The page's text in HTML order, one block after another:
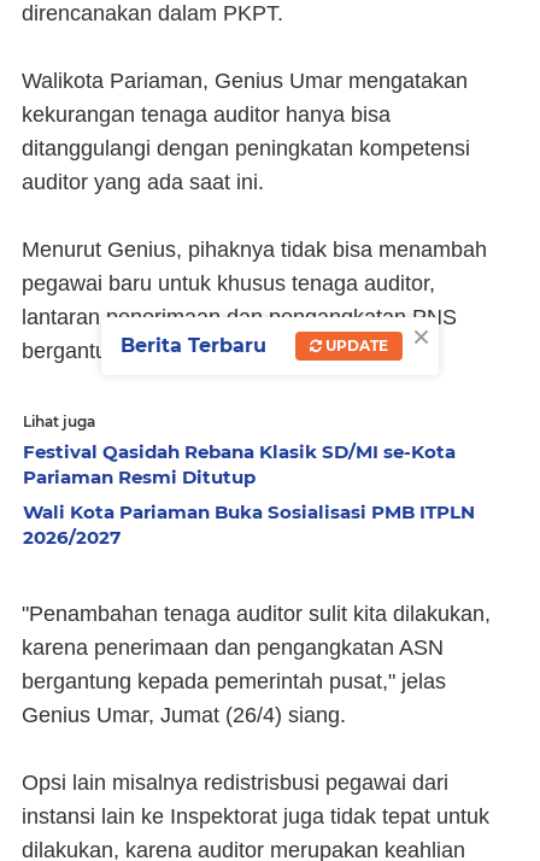
direncanakan dalam PKPT.
Walikota Pariaman, Genius Umar mengatakan
kekurangan tenaga auditor hanya bisa
ditanggulangi dengan peningkatan kompetensi
auditor yang ada saat ini.
Menurut Genius, pihaknya tidak bisa menambah
pegawai baru untuk khusus tenaga auditor,
lantaran penerimaan dan pengangkatan PNS
bergantung kepada pemerintah pusat.
Lihat juga
Festival Qasidah Rebana Klasik SD/MI se-Kota
Pariaman Resmi Ditutup
Wali Kota Pariaman Buka Sosialisasi PMB ITPLN
2026/2027
"Penambahan tenaga auditor sulit kita dilakukan,
karena penerimaan dan pengangkatan ASN
bergantung kepada pemerintah pusat," jelas
Genius Umar, Jumat (26/4) siang.
Opsi lain misalnya redistrisbusi pegawai dari
instansi lain ke Inspektorat juga tidak tepat untuk
dilakukan, karena auditor merupakan keahlian
×
Berita Terbaru UPDATE